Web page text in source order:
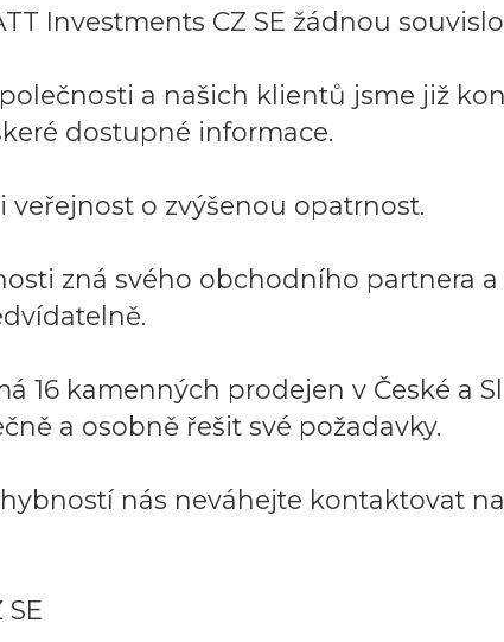
Investments CZ SE žádnou
a našich klientů jsme již
dostupné informace.
veřejnost o zvýšenou opatrnost.
zná svého obchodního partnera
16 kamenných prodejen v České a
a osobně řešit své požadavky.
nás neváhejte kontaktovat